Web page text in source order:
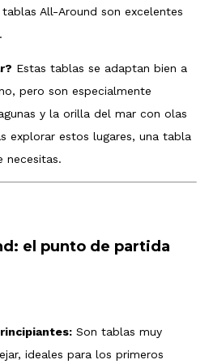
All-Around son excelentes
Estas tablas se adaptan bien a
pero son especialmente
y la orilla del mar con olas
explorar estos lugares, una tabla
necesitas.
el punto de partida
Son tablas muy
ideales para los primeros